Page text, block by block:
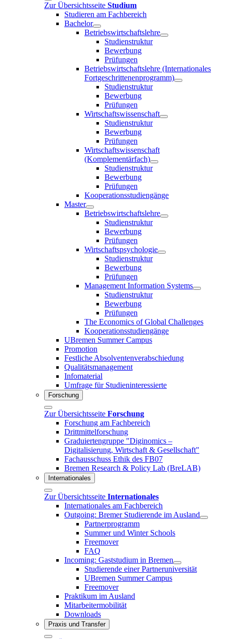
Zur Übersichtsseite Studium
Studieren am Fachbereich
Bachelor
Betriebswirtschaftslehre
Studienstruktur
Bewerbung
Prüfungen
Betriebswirtschaftslehre (Internationales
Fortgeschrittenenprogramm)
Studienstruktur
Bewerbung
Prüfungen
Wirtschaftswissenschaft
Studienstruktur
Bewerbung
Prüfungen
Wirtschaftswissenschaft
(Komplementärfach)
Studienstruktur
Bewerbung
Prüfungen
Kooperationsstudiengänge
Master
Betriebswirtschaftslehre
Studienstruktur
Bewerbung
Prüfungen
Wirtschaftspsychologie
Studienstruktur
Bewerbung
Prüfungen
Management Information Systems
Studienstruktur
Bewerbung
Prüfungen
The Economics of Global Challenges
Kooperationsstudiengänge
UBremen Summer Campus
Promotion
Festliche Absolventenverabschiedung
Qualitätsmanagement
Infomaterial
Umfrage für Studieninteressierte
Forschung
Zur Übersichtsseite Forschung
Forschung am Fachbereich
Drittmittelforschung
Graduiertengruppe "Diginomics –
Digitalisierung, Wirtschaft & Gesellschaft"
Fachausschuss Ethik des FB07
Bremen Research & Policy Lab (BreLAB)
Internationales
Zur Übersichtsseite Internationales
Internationales am Fachbereich
Outgoing: Bremer Studierende im Ausland
Partnerprogramm
Summer und Winter Schools
Freemover
FAQ
Incoming: Gaststudium in Bremen
Studierende einer Partneruniversität
UBremen Summer Campus
Freemover
Praktikum im Ausland
Mitarbeitermobilität
Downloads
Praxis und Transfer